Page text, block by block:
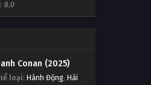
8.0
Conan (2025)
loại: Hành Động, Hài